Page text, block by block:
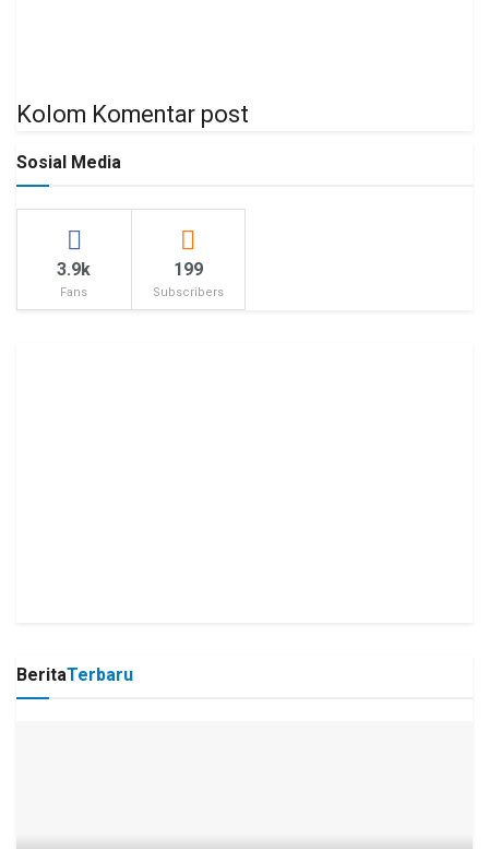
Kolom Komentar post
Sosial Media
3.9k
Fans
199
Subscribers
BeritaTerbaru